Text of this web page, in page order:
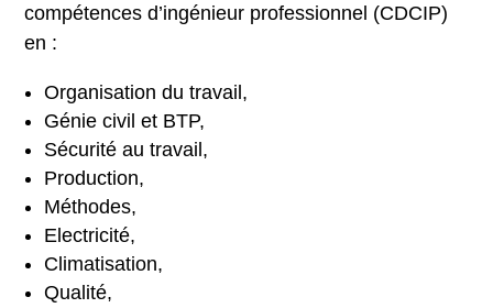
compétences d’ingénieur professionnel (CDCIP)
en :
Organisation du travail,
Génie civil et BTP,
Sécurité au travail,
Production,
Méthodes,
Electricité,
Climatisation,
Qualité,